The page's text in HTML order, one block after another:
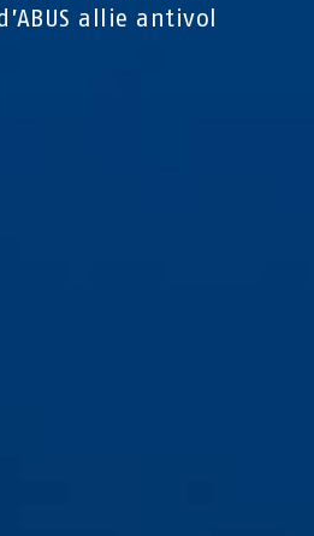
allie antivol